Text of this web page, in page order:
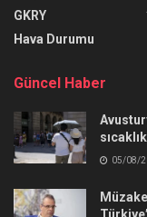
GKRY
Hava Durumu
Güncel Haber
05/08/